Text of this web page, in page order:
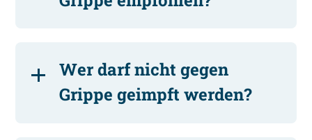
Wer darf nicht gegen
Grippe geimpft werden?